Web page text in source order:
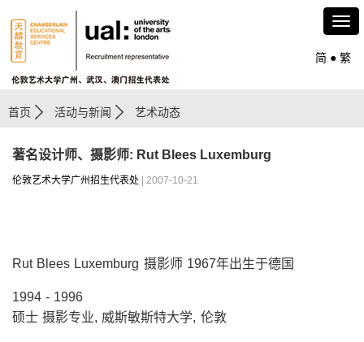
简 ● 繁
首页 活动与新闻 艺术动态
著名设计师、摄影师: Rut Blees Luxemburg
伦敦艺术大学广州招生代表处 | 2007-10-21
Rut Blees Luxemburg 摄影师 1967年出生于德国
1994 - 1996
硕士 摄影专业, 威斯敏斯特大学, 伦敦